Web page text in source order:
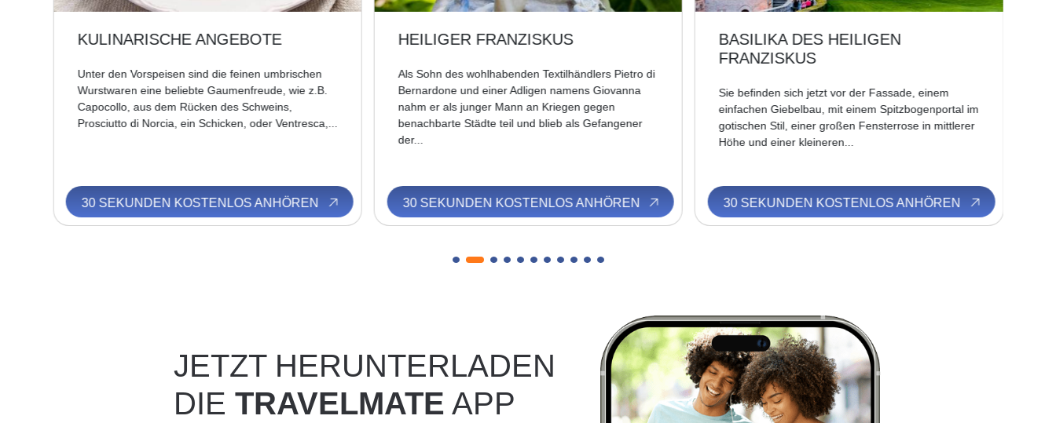
KULINARISCHE ANGEBOTE
Unter den Vorspeisen sind die feinen umbrischen
Wurstwaren eine beliebte Gaumenfreude, wie z.B.
Capocollo, aus dem Rücken des Schweins,
Prosciutto di Norcia, ein Schicken, oder Ventresca,...
30 SEKUNDEN KOSTENLOS ANHÖREN
HEILIGER FRANZISKUS
Als Sohn des wohlhabenden Textilhändlers Pietro di
Bernardone und einer Adligen namens Giovanna
nahm er als junger Mann an Kriegen gegen
benachbarte Städte teil und blieb als Gefangener
der...
30 SEKUNDEN KOSTENLOS ANHÖREN
BASILIKA DES HEILIGEN
FRANZISKUS
Sie befinden sich jetzt vor der Fassade, einem
einfachen Giebelbau, mit einem Spitzbogenportal im
gotischen Stil, einer großen Fensterrose in mittlerer
Höhe und einer kleineren...
30 SEKUNDEN KOSTENLOS ANHÖREN
JETZT HERUNTERLADEN
DIETRAVELMATE APP